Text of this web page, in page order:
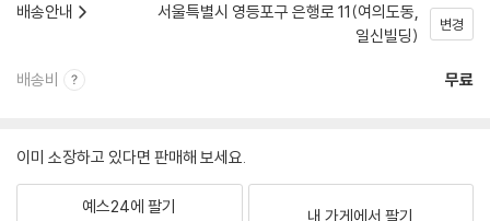
배송안내
서울특별시 영등포구 은행로 11(여의도동,
일신빌딩)
변경
배송비 무료
이미 소장하고 있다면 판매해 보세요.
예스24에 팔기 내 가게에서 팔기